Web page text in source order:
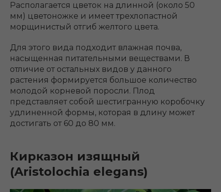
Располагается цветок на длинной (около 50
мм) цветоножке и имеет трехлопастной
морщинистый отгиб желтого цвета.
Для этого вида подходит влажная почва,
насыщенная питательными веществами. В
отличие от остальных видов у данного
растения формируется большое количество
молодой корневой поросли. Плод
представляет собой шестигранную коробочку
удлиненной формы, которая в длину может
достигать от 60 до 80 мм.
Кирказон изящный
(Aristolochia elegans)